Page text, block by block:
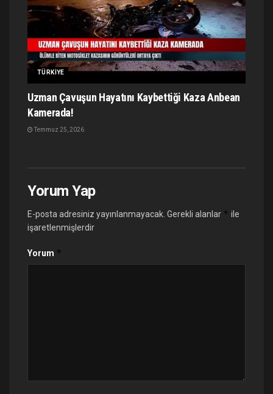
TÜRKIYE
Uzman Çavuşun Hayatını Kaybettiği Kaza Anbean
Kamerada!
Temmuz 25, 2026
Yorum Yap
E-posta adresiniz yayınlanmayacak. Gerekli alanlar * ile
işaretlenmişlerdir
Yorum *